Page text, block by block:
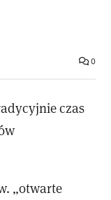
0
czas
„otwarte